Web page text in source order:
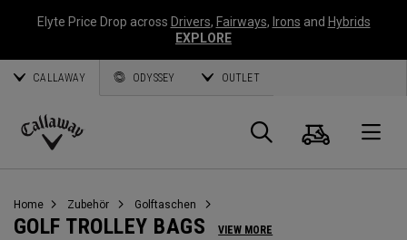
Elyte Price Drop across Drivers, Fairways, Irons and Hybrids
EXPLORE
CALLAWAY ODYSSEY OUTLET
Callaway
Suche
Home Zubehör Golftaschen
GOLF TROLLEY BAGS VIEW MORE